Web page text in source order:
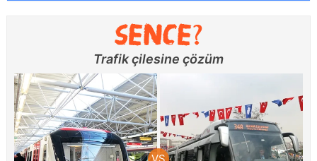
Trafik çilesine çözüm